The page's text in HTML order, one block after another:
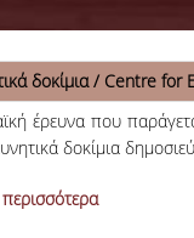
δοκίμια / Centre for
έρευνα που
δοκίμια